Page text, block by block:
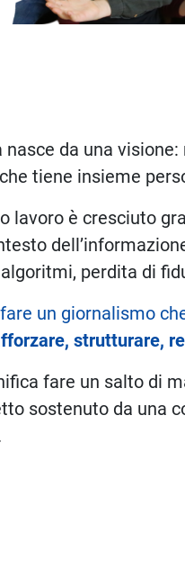
nasce da una
tiene insieme
lavoro è cresciuto
perdita di
un giornalismo
strutturare,
fare un salto di
sostenuto da una